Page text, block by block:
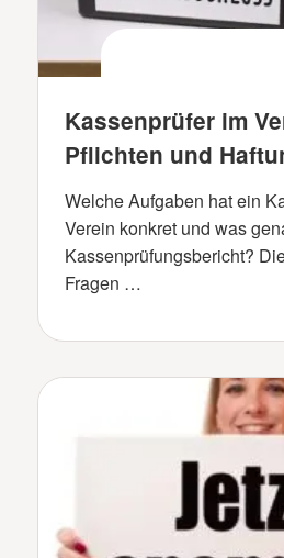
Kassenprüfer im
Pflichten und
Welche Aufgaben hat ein
Verein konkret und was
Kassenprüfungsbericht?
Fragen …